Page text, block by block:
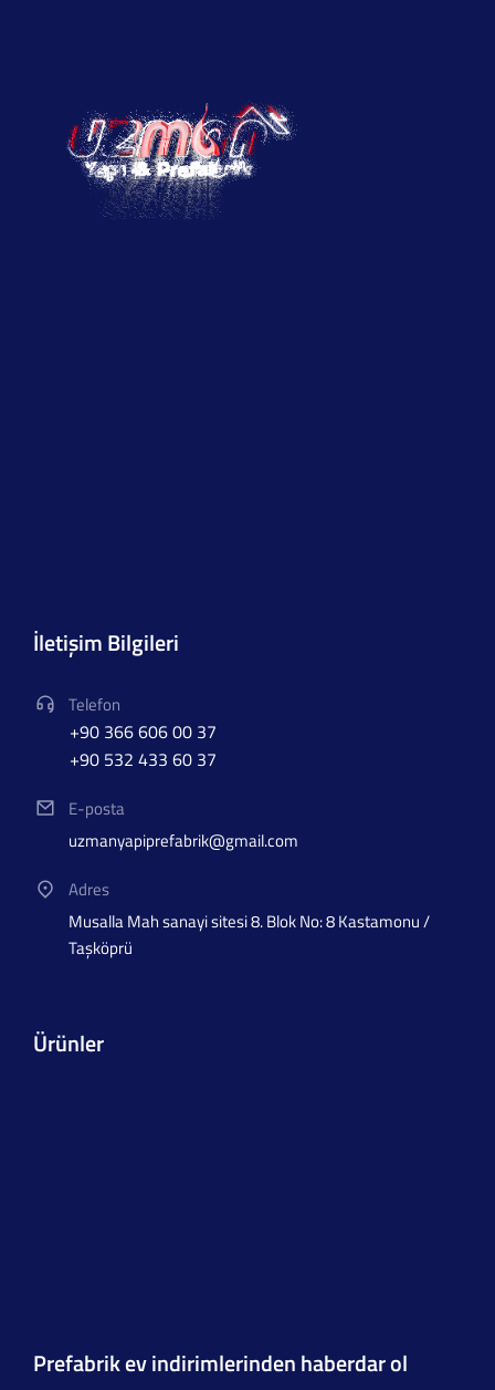
İletişim Bilgileri
Telefon
+90 366 606 00 37
+90 532 433 60 37
E-posta
uzmanyapiprefabrik@gmail.com
Adres
Musalla Mah sanayi sitesi 8. Blok No: 8 Kastamonu /
Taşköprü
Ürünler
Prefabrik ev indirimlerinden haberdar ol